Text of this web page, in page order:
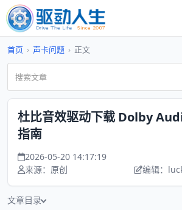
首页 › 声卡问题 › 正文
杜比音效驱动下载 Dolby
指南
2026-05-20 14:17:19
来源：原创
编辑：
文章目录